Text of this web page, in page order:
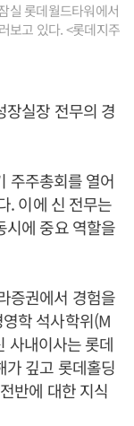
실 롯데월드타워에서
보고 있다. <롯데지주
장실장 전무의 경
주주총회를 열어
. 이에 신 전무는
시에 중요 역할을
증권에서 경험을
학 석사학위(M
사내이사는 롯데
가 깊고 롯데홀딩
반에 대한 지식